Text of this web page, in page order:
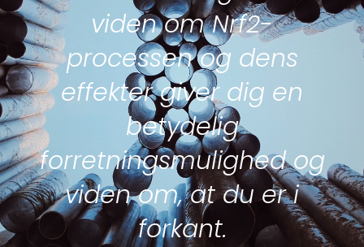
viden om Nrf2-
processen og dens
effekter giver dig en
betydelig
forretningsmulighed og
viden om, at du er i
forkant.